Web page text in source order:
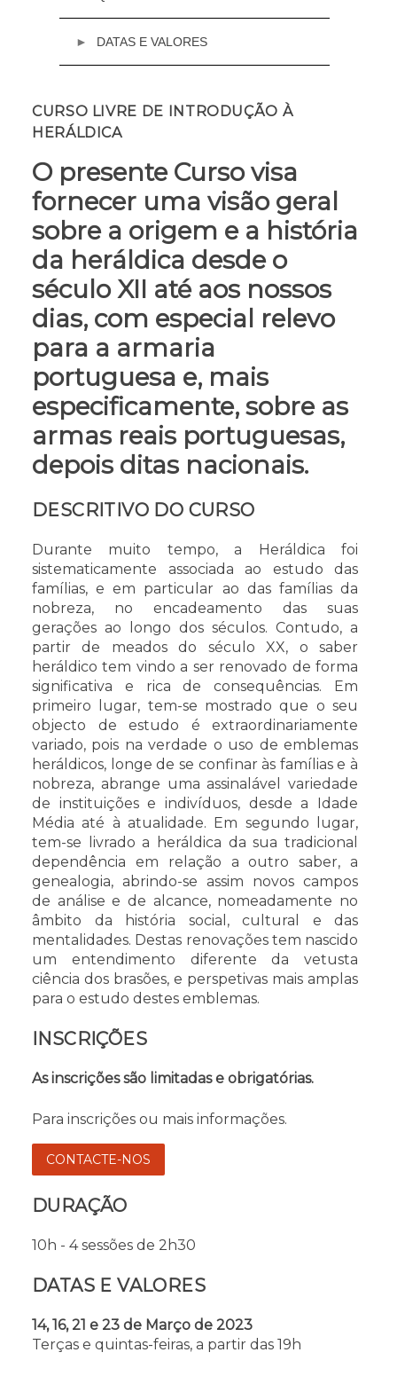
Email:academia@cml.pt
DATAS E VALORES
Terças e quintas-feiras, a partir das 19h
Valor
€ 180 (curso completo)
Nota: No curso presencial não será possível a
frequência por módulo, apenas de forma
completa.
Online
€ 100 (curso completo)
CURSO LIVRE DE INTRODUÇÃO À
HERÁLDICA
O presente Curso visa
fornecer uma visão geral
sobre a origem e a história
da heráldica desde o
século XII até aos nossos
dias, com especial relevo
para a armaria
portuguesa e, mais
especificamente, sobre as
armas reais portuguesas,
depois ditas nacionais.
DESCRITIVO DO CURSO
Durante muito tempo, a Heráldica foi
sistematicamente associada ao estudo das
famílias, e em particular ao das famílias da
nobreza, no encadeamento das suas
gerações ao longo dos séculos. Contudo, a
partir de meados do século XX, o saber
heráldico tem vindo a ser renovado de forma
significativa e rica de consequências. Em
primeiro lugar, tem-se mostrado que o seu
objecto de estudo é extraordinariamente
variado, pois na verdade o uso de emblemas
heráldicos, longe de se confinar às famílias e à
nobreza, abrange uma assinalável variedade
de instituições e indivíduos, desde a Idade
Média até à atualidade. Em segundo lugar,
tem-se livrado a heráldica da sua tradicional
dependência em relação a outro saber, a
genealogia, abrindo-se assim novos campos
de análise e de alcance, nomeadamente no
âmbito da história social, cultural e das
mentalidades. Destas renovações tem nascido
um entendimento diferente da vetusta
ciência dos brasões, e perspetivas mais amplas
para o estudo destes emblemas.
INSCRIÇÕES
As inscrições são limitadas e obrigatórias.
Para inscrições ou mais informações.
CONTACTE-NOS
DURAÇÃO
10h - 4 sessões de 2h30
DATAS E VALORES
14, 16, 21 e 23 de Março de 2023
Terças e quintas-feiras, a partir das 19h